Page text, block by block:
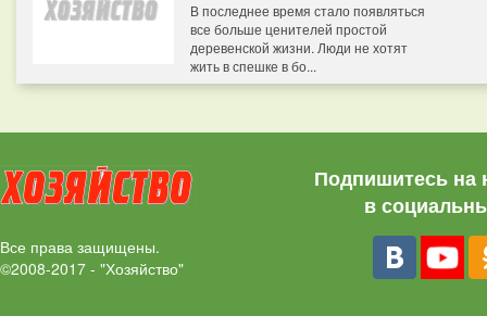
В последнее время стало появляться
все больше ценителей простой
деревенской жизни. Люди не хотят
жить в спешке в бо...
Все права защищены.
©2008-2017 - "Хозяйство"
Подпишитесь на
в